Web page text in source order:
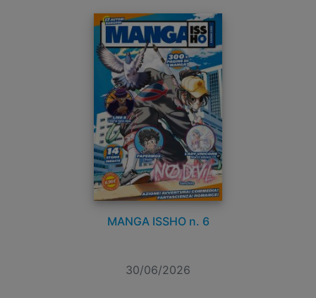
MANGA ISSHO n. 6
30/06/2026